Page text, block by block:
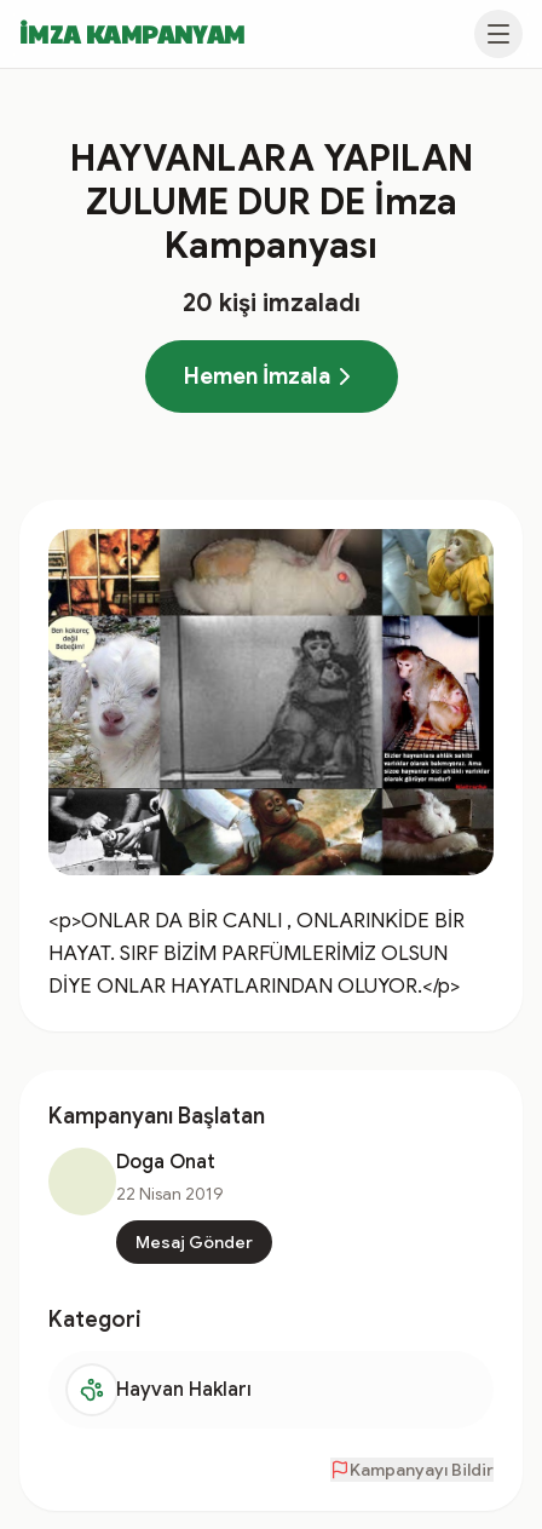
İMZA KAMPANYAM
HAYVANLARA YAPILAN
ZULUME DUR DE İmza
Kampanyası
20 kişi imzaladı
Hemen İmzala
<p>ONLAR DA BİR CANLI , ONLARINKİDE BİR
HAYAT. SIRF BİZİM PARFÜMLERİMİZ OLSUN
DİYE ONLAR HAYATLARINDAN OLUYOR.</p>
Kampanyanı Başlatan
Doga Onat
22 Nisan 2019
Mesaj Gönder
Kategori
Hayvan Hakları
Kampanyayı Bildir